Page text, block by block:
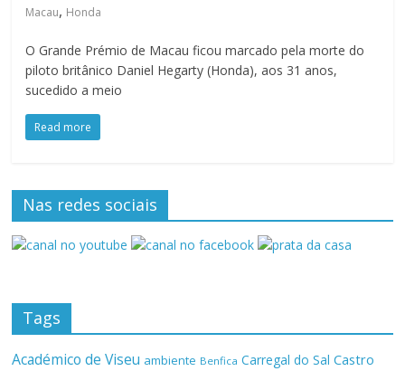
Macau, Honda
O Grande Prémio de Macau ficou marcado pela morte do
piloto britânico Daniel Hegarty (Honda), aos 31 anos,
sucedido a meio
Read more
Nas redes sociais
Tags
Académico de Viseu ambiente Benfica Carregal do Sal Castro